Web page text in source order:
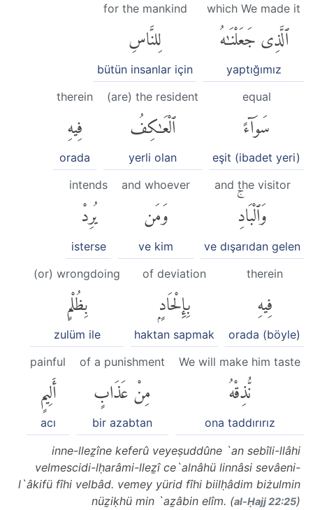
which We made it
ٱلَّذِى جَعَلْنَٰهُ
yaptığımız
for the mankind
لِلنَّاسِ
bütün insanlar için
equal
سَوَآءً
eşit (ibadet yeri)
(are) the resident
ٱلْعَٰكِفُ
yerli olan
therein
فِيهِ
orada
and the visitor
وَٱلْبَادِۚ
ve dışarıdan gelen
and whoever
وَمَن
ve kim
intends
يُرِدْ
isterse
therein
فِيهِ
orada (böyle)
of deviation
بِإِلْحَادٍۭ
haktan sapmak
(or) wrongdoing
بِظُلْمٍ
zulüm ile
We will make him taste
نُّذِقْهُ
ona taddırırız
of a punishment
مِنْ عَذَابٍ
bir azabtan
painful
أَلِيمٍ
acı
inne-lleẕîne keferû veyeṣuddûne `an sebîli-llâhi
velmescidi-lḥarâmi-lleẕî ce`alnâhü linnâsi sevâeni-
l`âkifü fîhi velbâd. vemey yürid fîhi biilḥâdim biżulmin
nüẕiḳhü min `aẕâbin elîm. (al-Ḥajj 22:25)